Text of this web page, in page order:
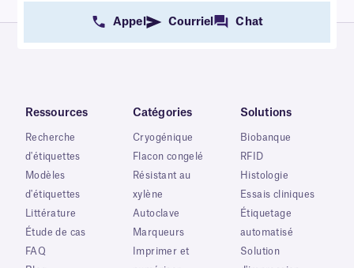
Appel Courriel Chat
Ressources
Recherche
d'étiquettes
Modèles
d'étiquettes
Littérature
Étude de cas
FAQ
Catégories
Cryogénique
Flacon congelé
Résistant au
xylène
Autoclave
Marqueurs
Imprimer et
Solutions
Biobanque
RFID
Histologie
Essais cliniques
Étiquetage
automatisé
Solution